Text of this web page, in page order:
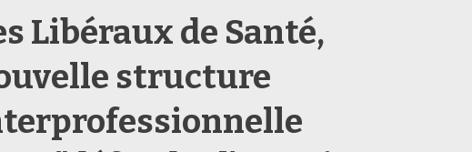
Libéraux de Santé,
structure